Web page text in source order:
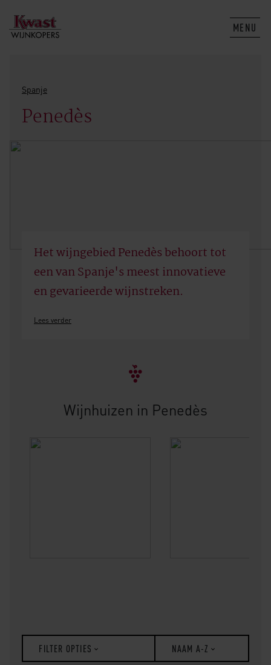
MENU
Spanje
Penedès
Het wijngebied Penedès behoort tot
een van Spanje's meest innovatieve
en gevarieerde wijnstreken.
Lees verder
Wijnhuizen in Penedès
FILTER OPTIES NAAM A-Z